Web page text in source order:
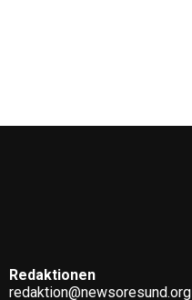
Redaktionen
redaktion@newsoresund.org